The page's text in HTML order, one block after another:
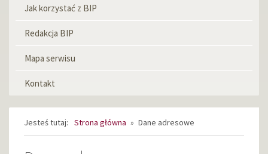
Menu
Jak korzystać z BIP
Redakcja BIP
Mapa serwisu
Kontakt
Jesteś tutaj: Strona główna » Dane adresowe